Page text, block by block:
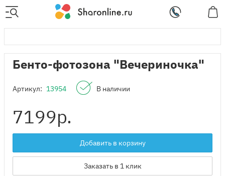
Бенто-фотозона "Вечериночка"
Артикул: 13954 В наличии
7199р.
Добавить в корзину
Заказать в 1 клик